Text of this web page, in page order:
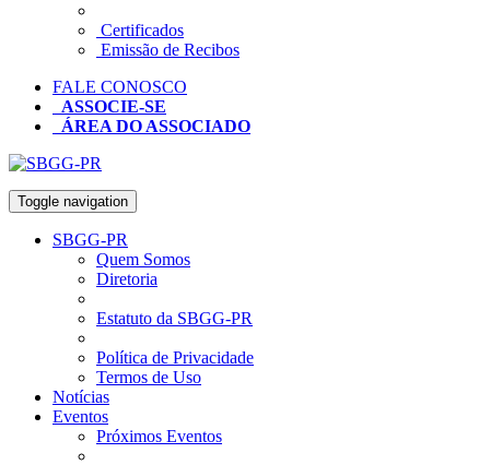
Certificados
Emissão de Recibos
FALE CONOSCO
ASSOCIE-SE
ÁREA DO ASSOCIADO
Toggle navigation
SBGG-PR
Quem Somos
Diretoria
Estatuto da SBGG-PR
Política de Privacidade
Termos de Uso
Notícias
Eventos
Próximos Eventos